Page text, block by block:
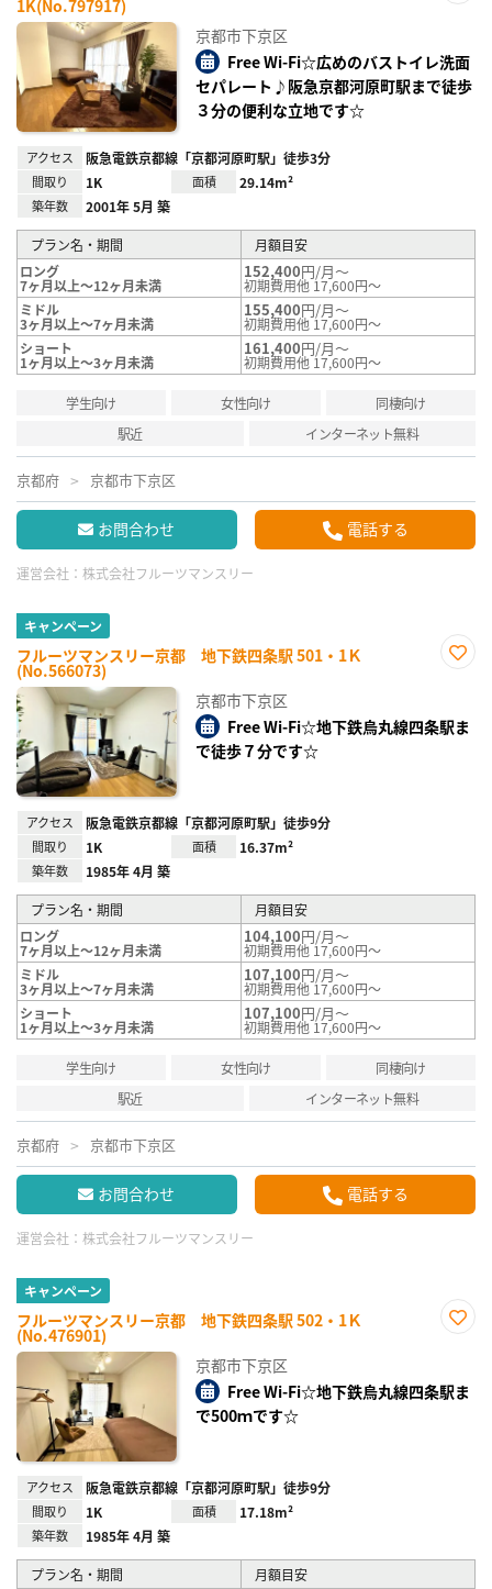
1K(No.797917)
録
京都市下京区
Free Wi-Fi☆広めのバストイレ洗面
セパレート♪阪急京都河原町駅まで徒歩
３分の便利な立地です☆
アクセス 阪急電鉄京都線「京都河原町駅」徒歩3分
間取り 1K 面積 29.14m²
築年数 2001年 5月 築
プラン名・期間
月額目安
ロング
7ヶ月以上～12ヶ月未満
152,400円/月～
初期費用他 17,600円～
ミドル
3ヶ月以上～7ヶ月未満
155,400円/月～
初期費用他 17,600円～
ショート
1ヶ月以上～3ヶ月未満
161,400円/月～
初期費用他 17,600円～
学生向け 女性向け
同棲向け
駅近
インターネット無料
京都府 京都市下京区
お問合わせ 電話する
運営会社： 株式会社フルーツマンスリー
キャンペーン
フルーツマンスリー京都 地下鉄四条駅 501・1Ｋ
(No.566073)
録
京都市下京区
Free Wi-Fi☆地下鉄烏丸線四条駅ま
で徒歩７分です☆
アクセス 阪急電鉄京都線「京都河原町駅」徒歩9分
間取り 1K 面積 16.37m²
築年数 1985年 4月 築
プラン名・期間
月額目安
ロング
7ヶ月以上～12ヶ月未満
104,100円/月～
初期費用他 17,600円～
ミドル
3ヶ月以上～7ヶ月未満
107,100円/月～
初期費用他 17,600円～
ショート
1ヶ月以上～3ヶ月未満
107,100円/月～
初期費用他 17,600円～
学生向け 女性向け
同棲向け
駅近
インターネット無料
京都府 京都市下京区
お問合わせ 電話する
運営会社： 株式会社フルーツマンスリー
キャンペーン
フルーツマンスリー京都 地下鉄四条駅 502・1Ｋ
(No.476901)
録
京都市下京区
Free Wi-Fi☆地下鉄烏丸線四条駅ま
で500ｍです☆
アクセス 阪急電鉄京都線「京都河原町駅」徒歩9分
間取り 1K 面積 17.18m²
築年数 1985年 4月 築
プラン名・期間
月額目安